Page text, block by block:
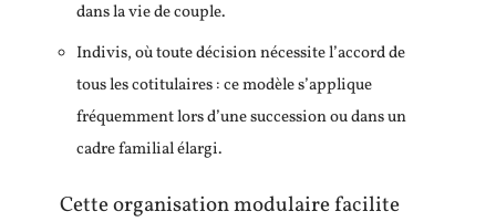
dans la vie de couple.
Indivis, où toute décision nécessite l’accord de
tous les cotitulaires : ce modèle s’applique
fréquemment lors d’une succession ou dans un
cadre familial élargi.
Cette organisation modulaire facilite